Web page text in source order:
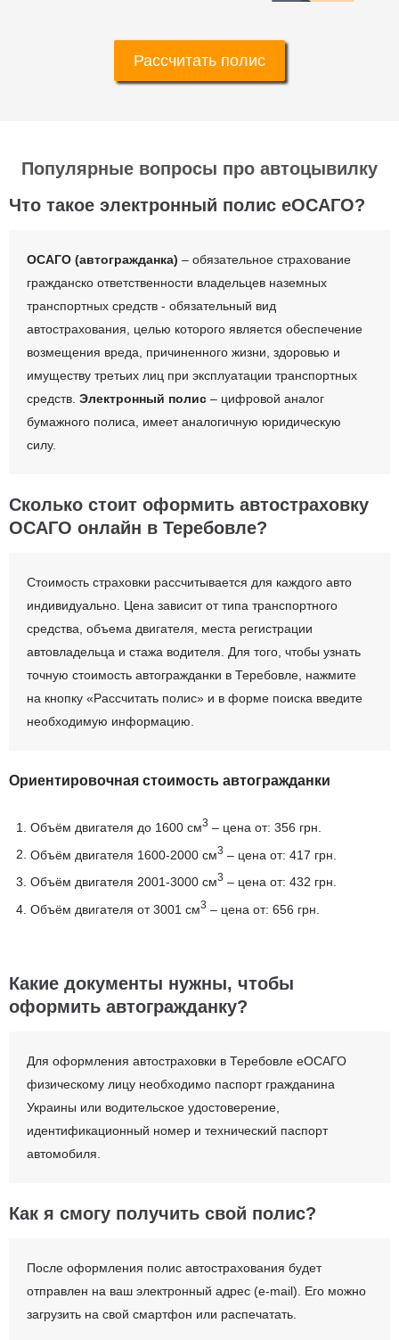
Рассчитать полис
Популярные вопросы про автоцывилку
Что такое электронный полис еОСАГО?
ОСАГО (автогражданка) – обязательное страхование
гражданско ответственности владельцев наземных
транспортных средств - обязательный вид
автострахования, целью которого является обеспечение
возмещения вреда, причиненного жизни, здоровью и
имуществу третьих лиц при эксплуатации транспортных
средств. Электронный полис – цифровой аналог
бумажного полиса, имеет аналогичную юридическую
силу.
Сколько стоит оформить автостраховку
ОСАГО онлайн в Теребовле?
Стоимость страховки рассчитывается для каждого авто
индивидуально. Цена зависит от типа транспортного
средства, объема двигателя, места регистрации
автовладельца и стажа водителя. Для того, чтобы узнать
точную стоимость автогражданки в Теребовле, нажмите
на кнопку «Рассчитать полис» и в форме поиска введите
необходимую информацию.
Ориентировочная стоимость автогражданки
Объём двигателя до 1600 см3 – цена от: 356 грн.
Объём двигателя 1600-2000 см3 – цена от: 417 грн.
Объём двигателя 2001-3000 см3 – цена от: 432 грн.
Объём двигателя от 3001 см3 – цена от: 656 грн.
Какие документы нужны, чтобы
оформить автогражданку?
Для оформления автостраховки в Теребовле еОСАГО
физическому лицу необходимо паспорт гражданина
Украины или водительское удостоверение,
идентификационный номер и технический паспорт
автомобиля.
Как я смогу получить свой полис?
После оформления полис автострахования будет
отправлен на ваш электронный адрес (e-mail). Его можно
загрузить на свой смартфон или распечатать.